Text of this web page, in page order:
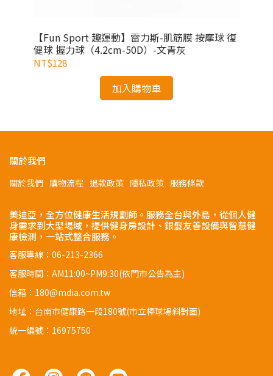
【Fun Sport 趣運動】雷力斯-肌筋膜 按摩球 復
健球 握力球（4.2cm-50D）-文青灰
NT$128
加入購物車
關於我們
關於我們 購物流程 退款政策 隱私政策 服務條款
美迪亞，全方位健康生活規劃師。服務全台與外島，從個人健
身需求到大型場域，提供健身房設計、銀髮友善設備與智慧健
康檢測，一站式整合服務。
客服專線：06-213-2366
客服時間：AM11:00~PM9:30(依門市公告為主)
信箱：180@mdia.com.tw
地址：台南市健康路一段180號(市立棒球場斜對面)
統一編號：16975750